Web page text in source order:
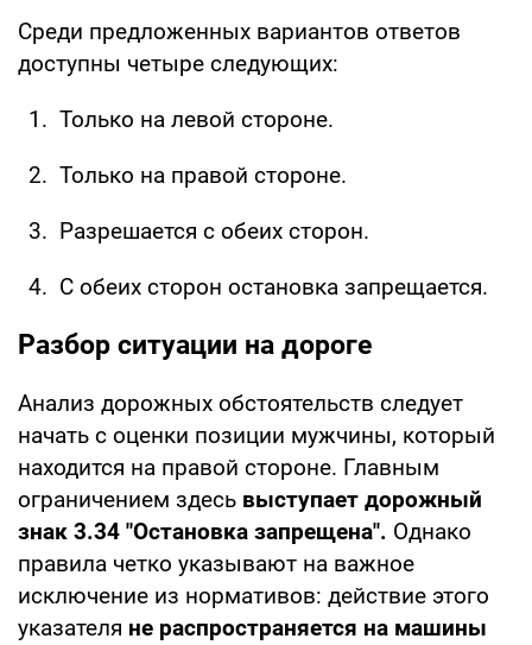
Среди предложенных вариантов ответов
доступны четыре следующих:
Только на левой стороне.
Только на правой стороне.
Разрешается с обеих сторон.
С обеих сторон остановка запрещается.
Разбор ситуации на дороге
Анализ дорожных обстоятельств следует
начать с оценки позиции мужчины, который
находится на правой стороне. Главным
ограничением здесь выступает дорожный
знак 3.34 "Остановка запрещена". Однако
правила четко указывают на важное
исключение из нормативов: действие этого
указателя не распространяется на машины